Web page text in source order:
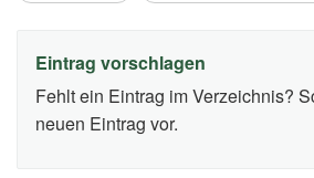
Eintrag vorschlagen
Fehlt ein Eintrag im Verzeichnis?
neuen Eintrag vor.